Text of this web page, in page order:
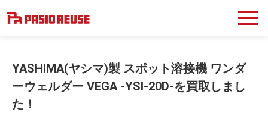
YASHIMA(ヤシマ)製 スポット溶接機 ワンダ
ーウェルダー VEGA -YSI-20D-を買取しまし
た！